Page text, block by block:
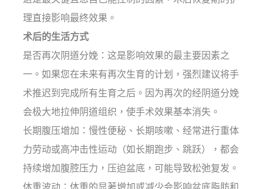
理直接影响最终效果。
术后的生活方式
是否再次阴道分娩：这是影响效果的最主要因素之
一。如果您在未来有再次生育的计划，强烈建议将手
术推迟到完成所有生育之后。因为再次的经阴道分娩
会极大地拉伸阴道组织，使手术效果基本消失。
长期腹压增加：慢性便秘、长期咳嗽、经常进行重体
力劳动或高冲击性运动（如长期跑步、跳跃），都会
持续增加腹腔压力，压迫盆底，可能导致松弛复发。
体重波动：体重的显著增加或减少会影响盆底脂肪和